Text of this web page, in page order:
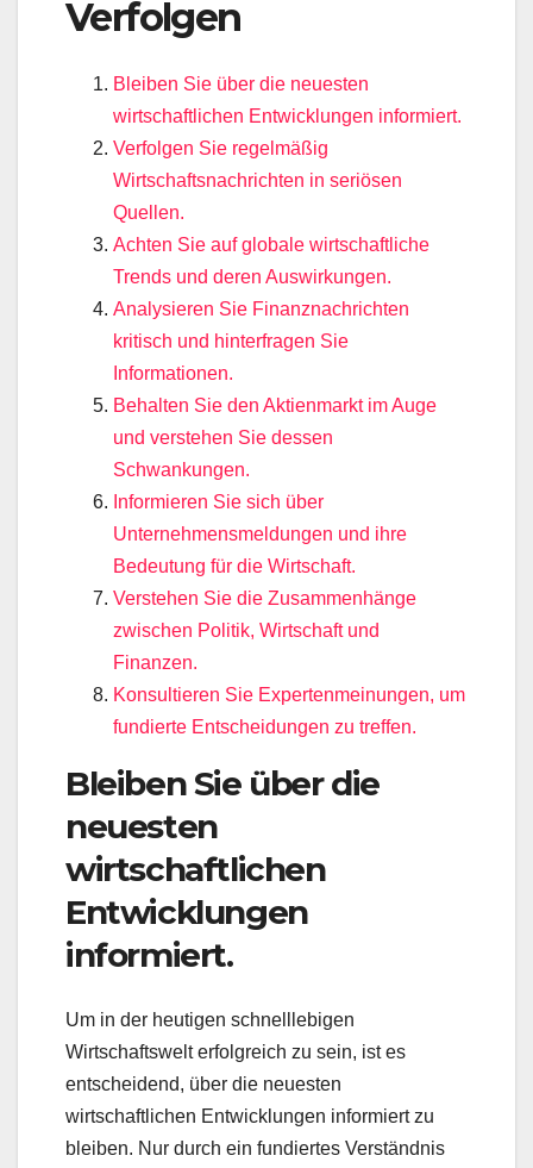
Verfolgen
Bleiben Sie über die neuesten
wirtschaftlichen Entwicklungen informiert.
Verfolgen Sie regelmäßig
Wirtschaftsnachrichten in seriösen
Quellen.
Achten Sie auf globale wirtschaftliche
Trends und deren Auswirkungen.
Analysieren Sie Finanznachrichten
kritisch und hinterfragen Sie
Informationen.
Behalten Sie den Aktienmarkt im Auge
und verstehen Sie dessen
Schwankungen.
Informieren Sie sich über
Unternehmensmeldungen und ihre
Bedeutung für die Wirtschaft.
Verstehen Sie die Zusammenhänge
zwischen Politik, Wirtschaft und
Finanzen.
Konsultieren Sie Expertenmeinungen, um
fundierte Entscheidungen zu treffen.
Bleiben Sie über die
neuesten
wirtschaftlichen
Entwicklungen
informiert.
Um in der heutigen schnelllebigen
Wirtschaftswelt erfolgreich zu sein, ist es
entscheidend, über die neuesten
wirtschaftlichen Entwicklungen informiert zu
bleiben. Nur durch ein fundiertes Verständnis